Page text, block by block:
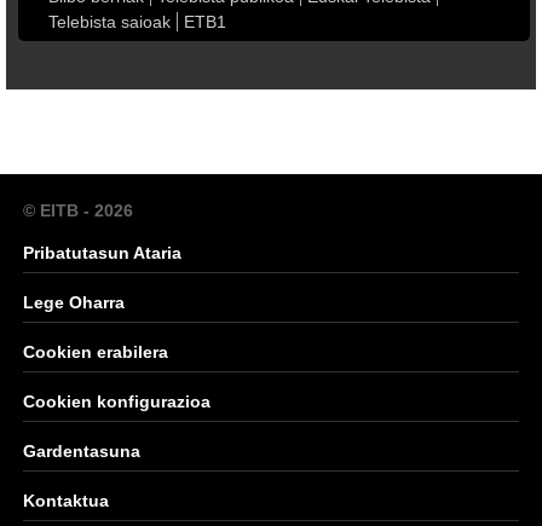
Telebista saioak
ETB1
© EITB - 2026
Pribatutasun Ataria
Lege Oharra
Cookien erabilera
Cookien konfigurazioa
Gardentasuna
Kontaktua